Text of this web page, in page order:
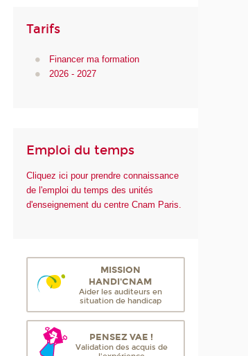
Tarifs
Financer ma formation
2026 - 2027
Emploi du temps
Cliquez ici pour prendre connaissance
de l'emploi du temps des unités
d'enseignement du centre Cnam Paris.
MISSION
HANDI'CNAM
Aider les auditeurs en
situation de handicap
PENSEZ VAE !
Validation des acquis de